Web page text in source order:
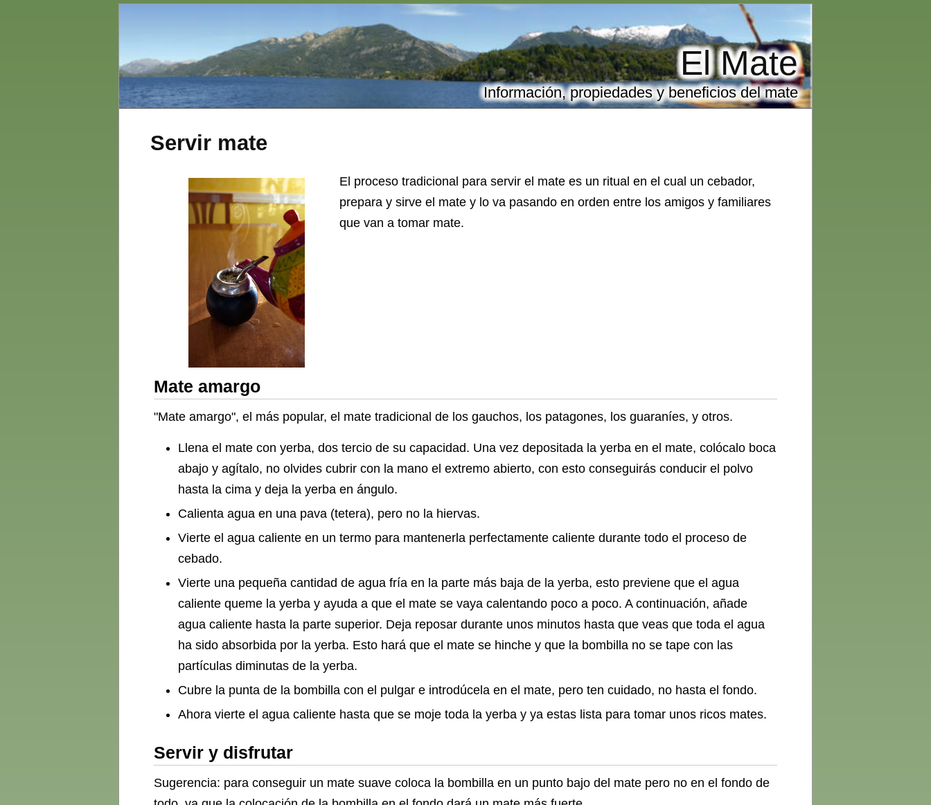
Servir mate
El Mate
Información, propiedades y beneficios del mate
El proceso tradicional para servir el mate es un ritual en el cual un cebador,
prepara y sirve el mate y lo va pasando en orden entre los amigos y familiares
que van a tomar mate.
Mate amargo
"Mate amargo", el más popular, el mate tradicional de los gauchos, los patagones, los guaraníes, y otros.
Llena el mate con yerba, dos tercio de su capacidad. Una vez depositada la yerba en el mate, colócalo boca
abajo y agítalo, no olvides cubrir con la mano el extremo abierto, con esto conseguirás conducir el polvo
hasta la cima y deja la yerba en ángulo.
Calienta agua en una pava (tetera), pero no la hiervas.
Vierte el agua caliente en un termo para mantenerla perfectamente caliente durante todo el proceso de
cebado.
Vierte una pequeña cantidad de agua fría en la parte más baja de la yerba, esto previene que el agua
caliente queme la yerba y ayuda a que el mate se vaya calentando poco a poco. A continuación, añade
agua caliente hasta la parte superior. Deja reposar durante unos minutos hasta que veas que toda el agua
ha sido absorbida por la yerba. Esto hará que el mate se hinche y que la bombilla no se tape con las
partículas diminutas de la yerba.
Cubre la punta de la bombilla con el pulgar e introdúcela en el mate, pero ten cuidado, no hasta el fondo.
Ahora vierte el agua caliente hasta que se moje toda la yerba y ya estas lista para tomar unos ricos mates.
Servir y disfrutar
Sugerencia: para conseguir un mate suave coloca la bombilla en un punto bajo del mate pero no en el fondo de